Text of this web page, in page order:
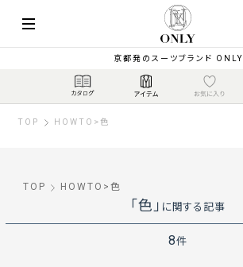
京都発のスーツブランド ONLY
TOP HOWTO >色
TOP HOWTO >色
「色」 に関する記事
8件